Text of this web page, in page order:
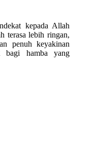
kepada Allah
terasa lebih ringan,
penuh keyakinan
bagi hamba yang